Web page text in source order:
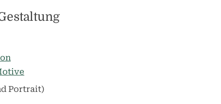
Portrait)